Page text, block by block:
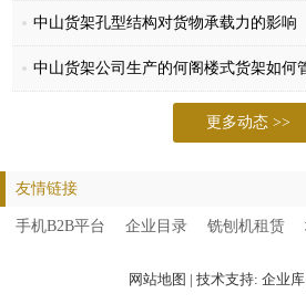
中山货架孔型结构对货物承载力的影响
中山货架公司生产的何阁楼式货架如何
更多动态 >>
友情链接
手机B2B平台 企业目录 铣刨机租赁
网站地图 | 技术支持: 企业库|